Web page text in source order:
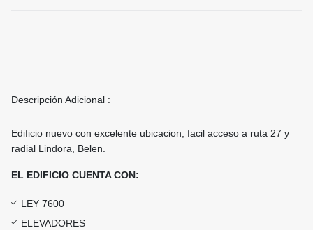
Descripción Adicional :
Edificio nuevo con excelente ubicacion, facil acceso a ruta 27 y
radial Lindora, Belen.
EL EDIFICIO CUENTA CON:
LEY 7600
ELEVADORES